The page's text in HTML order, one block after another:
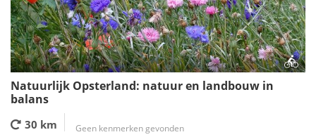
Natuurlijk Opsterland: natuur en landbouw in
balans
30 km Geen kenmerken gevonden